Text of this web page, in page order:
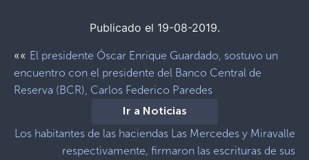
Publicado el 19-08-2019.
«« El presidente Óscar Enrique Guardado, sostuvo un
encuentro con el presidente del Banco Central de
Reserva (BCR), Carlos Federico Paredes
Ir a Noticias
Los habitantes de las haciendas Las Mercedes y Miravalle
respectivamente, firmaron las escrituras de sus